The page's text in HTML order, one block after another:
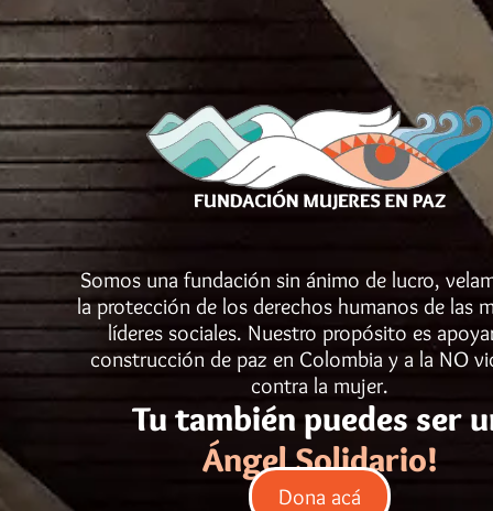
Somos una fundación sin ánimo de lucro,
la protección de los derechos humanos de las
líderes sociales. Nuestro propósito es
construcción de paz en Colombia y a la NO
contra la mujer.
Tu también puedes ser
Ángel Solidario!
Dona acá